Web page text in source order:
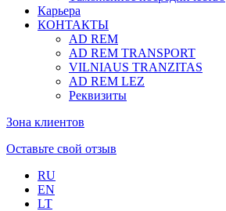
Карьера
КОНТАКТЫ
AD REM
AD REM TRANSPORT
VILNIAUS TRANZITAS
AD REM LEZ
Реквизиты
Зона клиентов
Оставьте свой отзыв
RU
EN
LT